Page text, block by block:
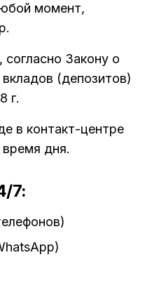
момент,
согласно Закону о
(депозитов)
г.
в контакт-центре
дня.
7: